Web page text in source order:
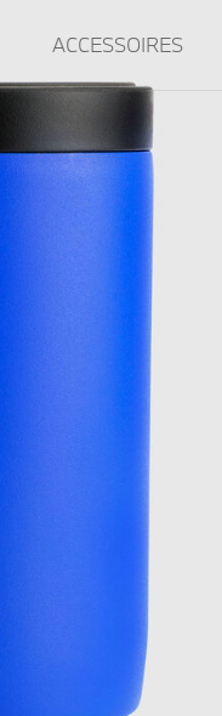
ACCESSOIRES